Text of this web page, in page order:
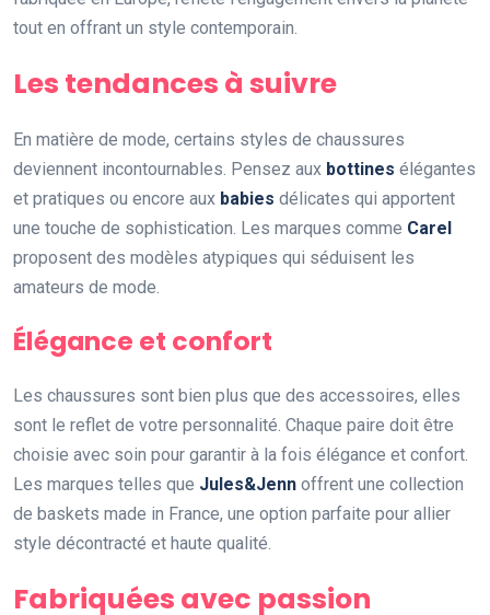
tout en offrant un style contemporain.
Les tendances à suivre
En matière de mode, certains styles de chaussures
deviennent incontournables. Pensez aux bottines élégantes
et pratiques ou encore aux babies délicates qui apportent
une touche de sophistication. Les marques comme Carel
proposent des modèles atypiques qui séduisent les
amateurs de mode.
Élégance et confort
Les chaussures sont bien plus que des accessoires, elles
sont le reflet de votre personnalité. Chaque paire doit être
choisie avec soin pour garantir à la fois élégance et confort.
Les marques telles que Jules&Jenn offrent une collection
de baskets made in France, une option parfaite pour allier
style décontracté et haute qualité.
Fabriquées avec passion